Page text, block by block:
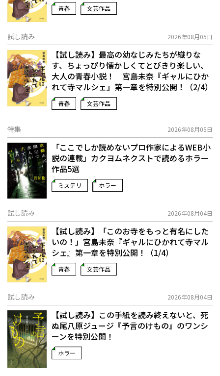
青春 文芸作品
試し読み 2026年08月05日
【試し読み】最高の幼なじみたちが織りな
す、ちょっぴり懐かしくてとびきり楽しい、
大人の青春小説！ 宮島未奈『ギャルにひか
れて寺マルシェ』第一章を特別公開！（2/4）
青春 文芸作品
特集 2026年08月05日
「ここでしか読めないプロ作家によるWEB小
説の連載」――カクヨムネクストで読めるホラー
作品5選
ミステリ ホラー
試し読み 2026年08月04日
【試し読み】「このお寺をもっと有名にした
いの！」宮島未奈『ギャルにひかれて寺マル
シェ』第一章を特別公開！（1/4）
青春 文芸作品
試し読み 2026年08月04日
【試し読み】この手紙を読み終えないと、死
ぬ――尾八原ジュージ『予言のけもの』のワンシ
ーンを特別公開！
ホラー